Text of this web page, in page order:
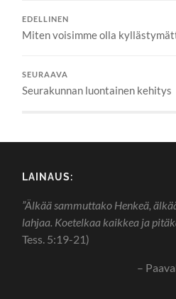
EDELLINEN
Miten voisimme olla
SEURAAVA
Seurakunnan luontainen kehitys
LAINAUS:
”Älkää sammuttako Henkeä,
lahjaa. Koetelkaa kaikkea ja
Tess. 5:19-21)
–